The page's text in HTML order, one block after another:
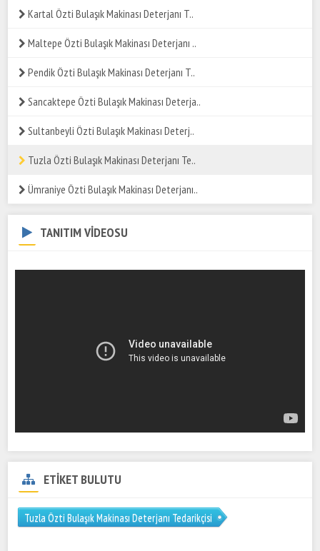
Kartal Özti Bulaşık Makinası Deterjanı T..
Maltepe Özti Bulaşık Makinası Deterjanı ..
Pendik Özti Bulaşık Makinası Deterjanı T..
Sancaktepe Özti Bulaşık Makinası Deterja..
Sultanbeyli Özti Bulaşık Makinası Deterj..
Tuzla Özti Bulaşık Makinası Deterjanı Te..
Ümraniye Özti Bulaşık Makinası Deterjanı..
TANITIM VİDEOSU
ETİKET BULUTU
Tuzla Özti Bulaşık Makinası Deterjanı Tedarikçisi